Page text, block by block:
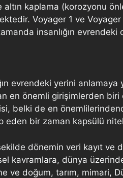
kaplama (korozyonu
Voyager 1 ve
insanlığın evrendeki
evrendeki yerini
en önemli girişimlerden
belki de en
eden bir zaman kapsülü
dönemin veri kayıt
kavramlara, dünya
ve doğum, tarım, mimari,